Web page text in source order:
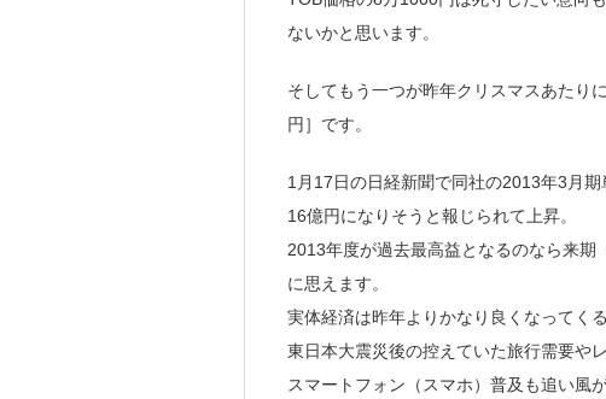
ないかと思います。
そしてもう一つが昨年クリスマスあた
円］です。
1月17日の日経新聞で同社の2013年3月
16億円になりそうと報じられて上昇。
2013年度が過去最高益となるのなら来期
に思えます。
実体経済は昨年よりかなり良くなってく
東日本大震災後の控えていた旅行需要や
スマートフォン（スマホ）普及も追い風